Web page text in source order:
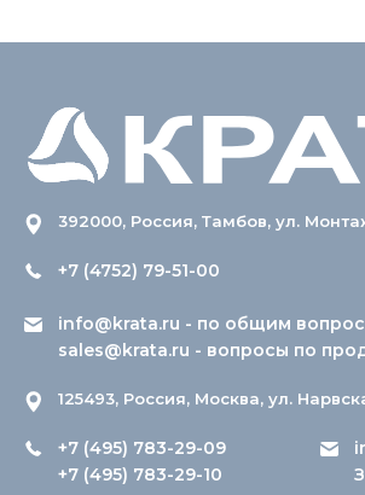
392000, Россия, Тамбов, ул.
+7 (4752) 79-51-00
info@krata.ru - по общим
sales@krata.ru - вопросы по
125493, Россия, Москва, ул.
+7 (495) 783-29-09
+7 (495) 783-29-10